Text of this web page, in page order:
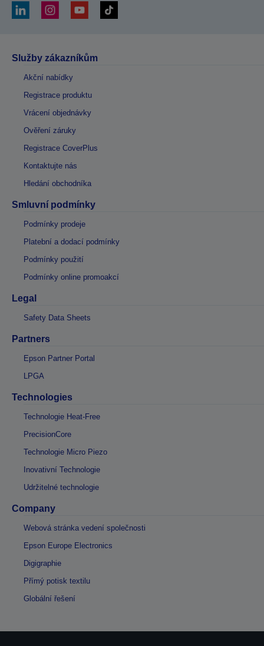
Služby zákazníkům
Akční nabídky
Registrace produktu
Vrácení objednávky
Ověření záruky
Registrace CoverPlus
Kontaktujte nás
Hledání obchodníka
Smluvní podmínky
Podmínky prodeje
Platební a dodací podmínky
Podmínky použití
Podmínky online promoakcí
Legal
Safety Data Sheets
Partners
Epson Partner Portal
LPGA
Technologies
Technologie Heat-Free
PrecisionCore
Technologie Micro Piezo
Inovativní Technologie
Udržitelné technologie
Company
Webová stránka vedení společnosti
Epson Europe Electronics
Digigraphie
Přímý potisk textilu
Globální řešení